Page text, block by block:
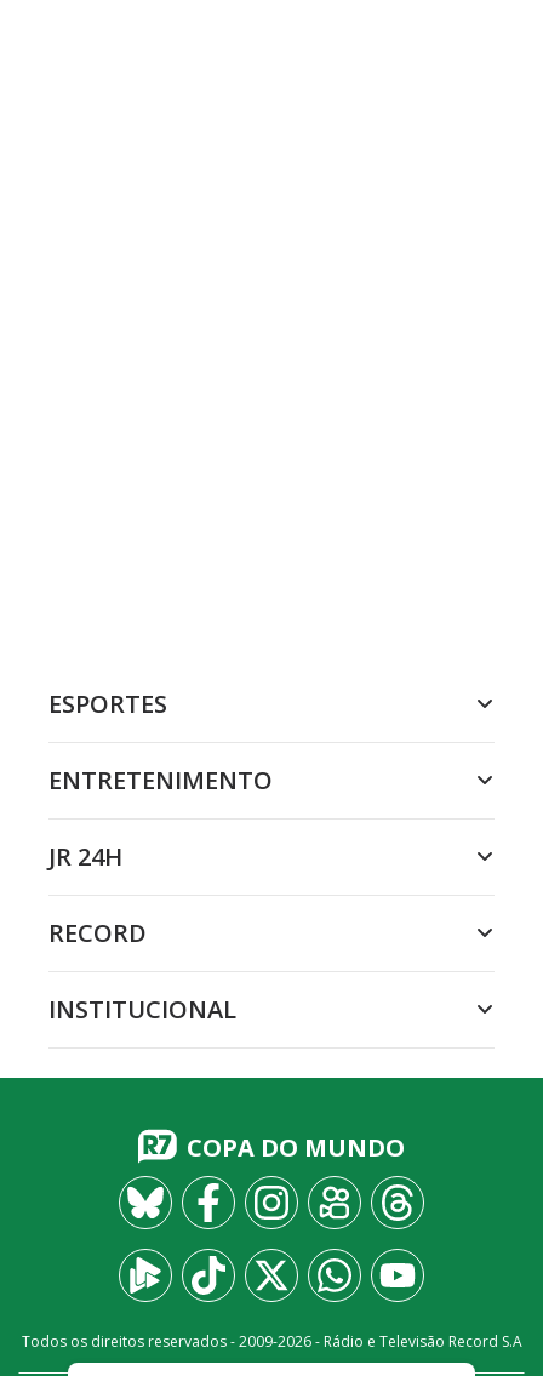
ESPORTES
ENTRETENIMENTO
JR 24H
RECORD
INSTITUCIONAL
COPA DO MUNDO
Todos os direitos reservados - 2009-2026- Rádio e Televisão Record S.A